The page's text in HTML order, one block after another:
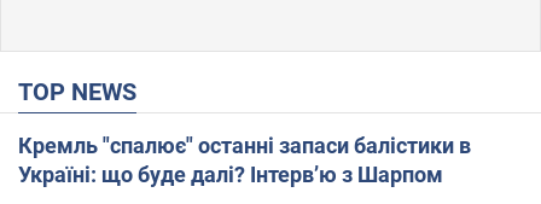
TOP NEWS
Кремль "спалює" останні запаси балістики в
Україні: що буде далі? Інтерв’ю з Шарпом